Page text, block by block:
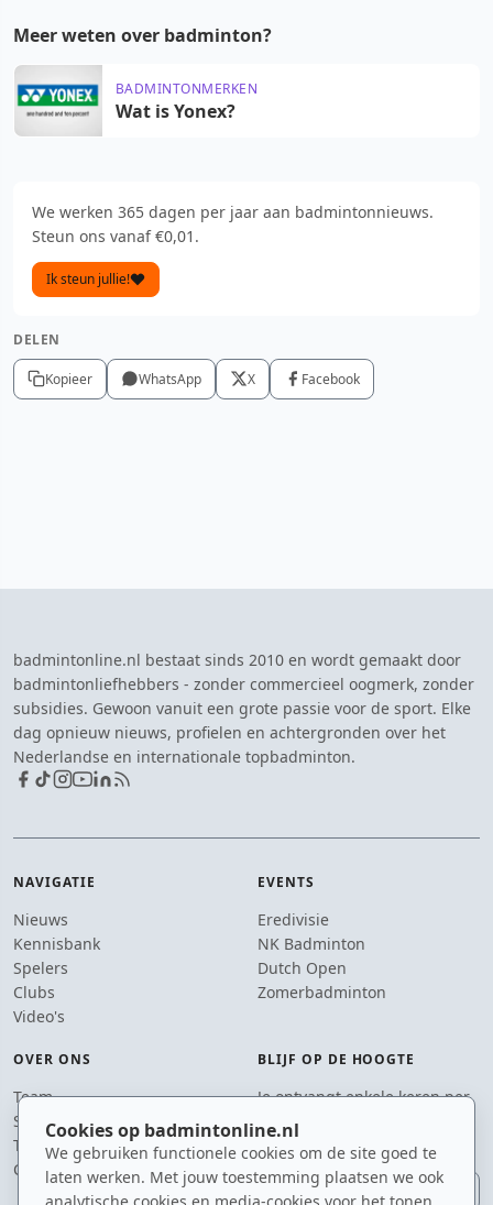
Cookies op badmintonline.nl
We gebruiken functionele cookies om de site goed te
laten werken. Met jouw toestemming plaatsen we ook
Meer weten over badminton?
BADMINTONMERKEN
Wat is Yonex?
We werken 365 dagen per jaar aan badmintonnieuws.
Steun ons vanaf €0,01.
Ik steun jullie!
DELEN
Kopieer WhatsApp X Facebook
badmintonline.nl bestaat sinds 2010 en wordt gemaakt door
badmintonliefhebbers - zonder commercieel oogmerk, zonder
subsidies. Gewoon vanuit een grote passie voor de sport. Elke
dag opnieuw nieuws, profielen en achtergronden over het
Nederlandse en internationale topbadminton.
NAVIGATIE
Nieuws
Kennisbank
Spelers
Clubs
Video's
EVENTS
Eredivisie
NK Badminton
Dutch Open
Zomerbadminton
OVER ONS
Team
Supporters
Tip de redactie
Contact
BLIJF OP DE HOOGTE
Je ontvangt enkele keren per
jaar een e-mail met het
laatste badmintonnieuws.
E-mailadres